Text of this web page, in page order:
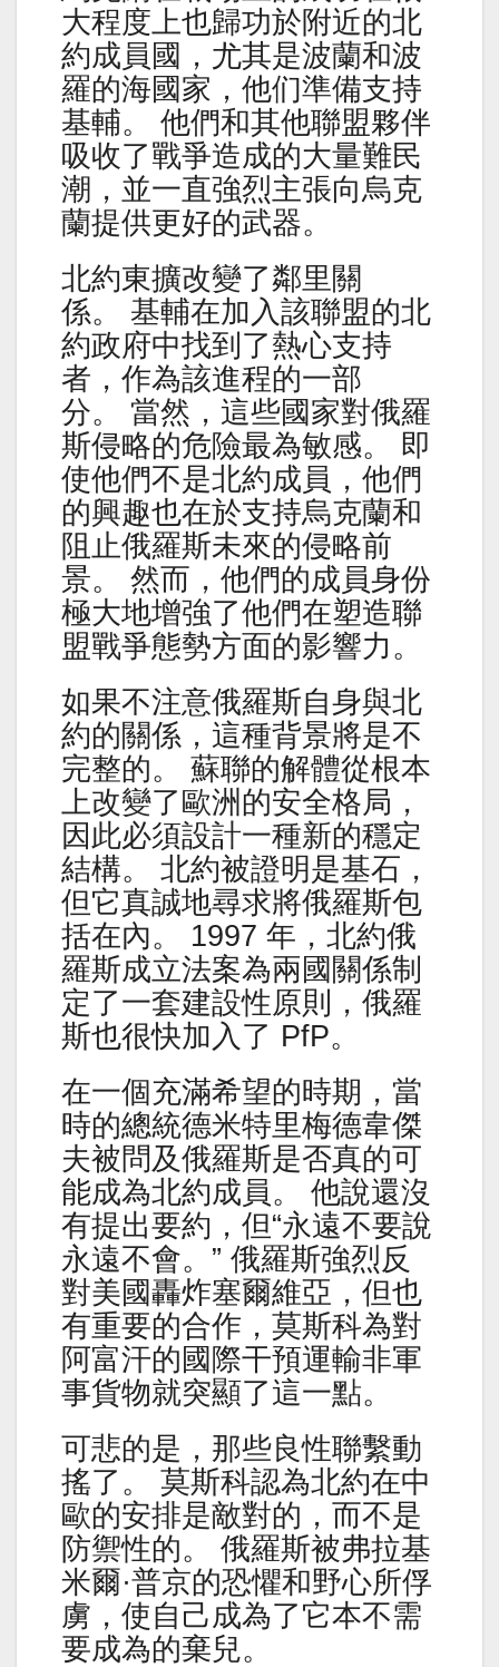
大程度上也歸功於附近的北
約成員國，尤其是波蘭和波
羅的海國家，他们準備支持
基輔。 他們和其他聯盟夥伴
吸收了戰爭造成的大量難民
潮，並一直強烈主張向烏克
蘭提供更好的武器。
北約東擴改變了鄰里關
係。 基輔在加入該聯盟的北
約政府中找到了熱心支持
者，作為該進程的一部
分。 當然，這些國家對俄羅
斯侵略的危險最為敏感。 即
使他們不是北約成員，他們
的興趣也在於支持烏克蘭和
阻止俄羅斯未來的侵略前
景。 然而，他們的成員身份
極大地增強了他們在塑造聯
盟戰爭態勢方面的影響力。
如果不注意俄羅斯自身與北
約的關係，這種背景將是不
完整的。 蘇聯的解體從根本
上改變了歐洲的安全格局，
因此必須設計一種新的穩定
結構。 北約被證明是基石，
但它真誠地尋求將俄羅斯包
括在內。 1997 年，北約俄
羅斯成立法案為兩國關係制
定了一套建設性原則，俄羅
斯也很快加入了 PfP。
在一個充滿希望的時期，當
時的總統德米特里梅德韋傑
夫被問及俄羅斯是否真的可
能成為北約成員。 他說還沒
有提出要約，但“永遠不要說
永遠不會。” 俄羅斯強烈反
對美國轟炸塞爾維亞，但也
有重要的合作，莫斯科為對
阿富汗的國際干預運輸非軍
事貨物就突顯了這一點。
可悲的是，那些良性聯繫動
搖了。 莫斯科認為北約在中
歐的安排是敵對的，而不是
防禦性的。 俄羅斯被弗拉基
米爾·普京的恐懼和野心所俘
虜，使自己成為了它本不需
要成為的棄兒。